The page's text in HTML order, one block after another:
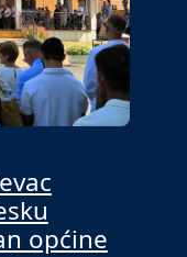
općine